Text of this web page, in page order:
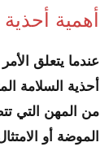
أهمية
عندما يتعلق
أحذية السلامة
من المهن التي
الموضة أو